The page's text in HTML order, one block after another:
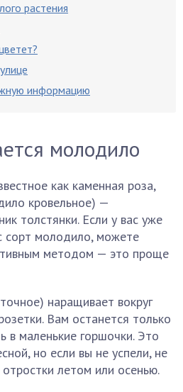
растения
информацию
молодило
как каменная роза,
кровельное) —
толстянки. Если у вас уже
сорт молодило, можете
методом — это проще
наращивает вокруг
Вам останется только
в маленькие горшочки. Это
но если вы не успели, не
летом или осенью.